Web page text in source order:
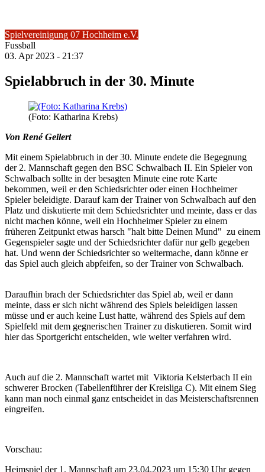
Spielvereinigung 07 Hochheim e.V.
Fussball
03. Apr 2023 - 21:37
Spielabbruch in der 30. Minute
(Foto: Katharina Krebs)
Von René Geilert
Mit einem Spielabbruch in der 30. Minute endete die Begegnung
der 2. Mannschaft gegen den BSC Schwalbach II. Ein Spieler von
Schwalbach sollte in der besagten Minute eine rote Karte
bekommen, weil er den Schiedsrichter oder einen Hochheimer
Spieler beleidigte. Darauf kam der Trainer von Schwalbach auf den
Platz und diskutierte mit dem Schiedsrichter und meinte, dass er das
nicht machen könne, weil ein Hochheimer Spieler zu einem
früheren Zeitpunkt etwas harsch "halt bitte Deinen Mund" zu einem
Gegenspieler sagte und der Schiedsrichter dafür nur gelb gegeben
hat. Und wenn der Schiedsrichter so weitermache, dann könne er
das Spiel auch gleich abpfeifen, so der Trainer von Schwalbach.
Daraufhin brach der Schiedsrichter das Spiel ab, weil er dann
meinte, dass er sich nicht während des Spiels beleidigen lassen
müsse und er auch keine Lust hatte, während des Spiels auf dem
Spielfeld mit dem gegnerischen Trainer zu diskutieren. Somit wird
hier das Sportgericht entscheiden, wie weiter verfahren wird.
Auch auf die 2. Mannschaft wartet mit Viktoria Kelsterbach II ein
schwerer Brocken (Tabellenführer der Kreisliga C). Mit einem Sieg
kann man noch einmal ganz entscheidet in das Meisterschaftsrennen
eingreifen.
Vorschau:
Heimspiel der 1. Mannschaft am 23.04.2023 um 15:30 Uhr gegen